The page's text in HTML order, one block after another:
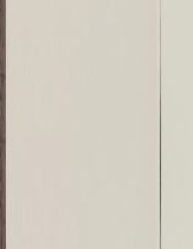
билетов
о проблеме